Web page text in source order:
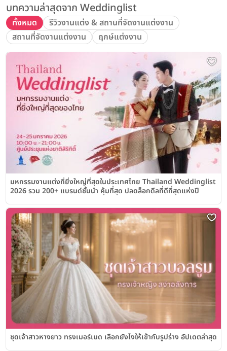
บทความล่าสุดจาก Weddinglist
ทั้งหมด
รีวิวงานแต่ง & สถานที่จัดงานแต่งงาน
สถานที่จัดงานแต่งงาน
ฤกษ์แต่งงาน
มหกรรมงานแต่งที่ยิ่งใหญ่ที่สุดในประเทศไทย Thailand Weddinglist
2026 รวม 200+ แบรนด์ชั้นนำ คุ้มที่สุด ปลดล็อกดีลที่ดีที่สุดแห่งปี
ชุดเจ้าสาวหางยาว ทรงเมอร์เมด เลือกยังไงให้เข้ากับรูปร่าง อัปเดตล่าสุด